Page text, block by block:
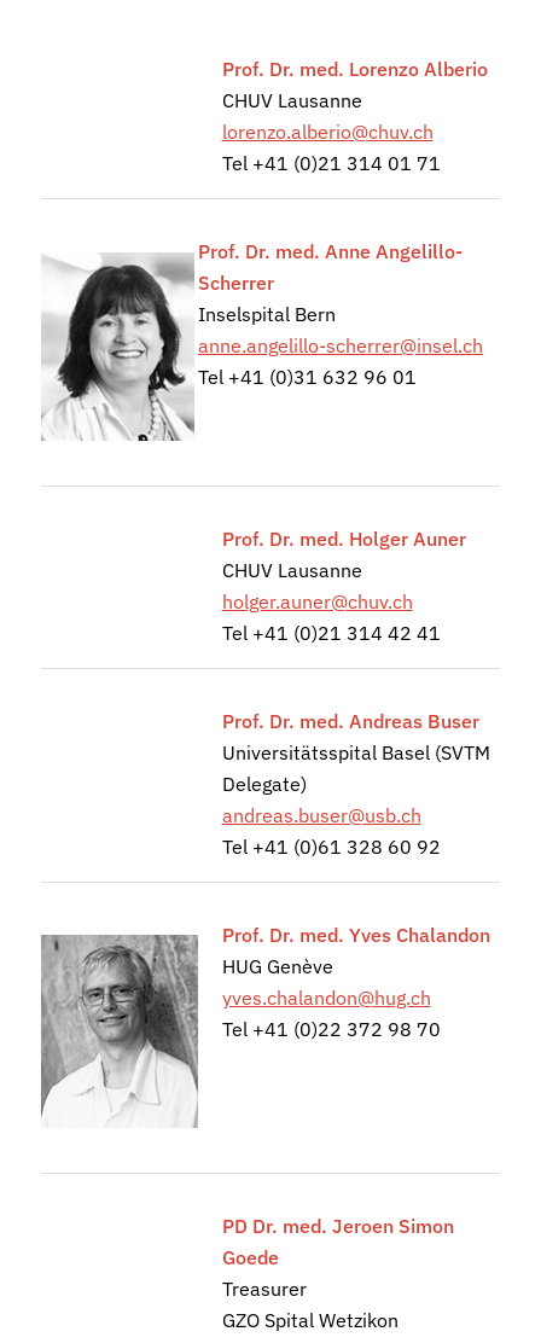
Prof. Dr. med. Lorenzo Alberio
CHUV Lausanne
lorenzo.alberio@chuv.ch
Tel +41 (0)21 314 01 71
Prof. Dr. med. Anne Angelillo-
Scherrer
Inselspital Bern
anne.angelillo-scherrer@insel.ch
Tel +41 (0)31 632 96 01
Prof. Dr. med. Holger Auner
CHUV Lausanne
holger.auner@chuv.ch
Tel +41 (0)21 314 42 41
Prof. Dr. med. Andreas Buser
Universitätsspital Basel (SVTM
Delegate)
andreas.buser@usb.ch
Tel +41 (0)61 328 60 92
Prof. Dr. med. Yves Chalandon
HUG Genève
yves.chalandon@hug.ch
Tel +41 (0)22 372 98 70
PD Dr. med. Jeroen Simon
Goede
Treasurer
GZO Spital Wetzikon